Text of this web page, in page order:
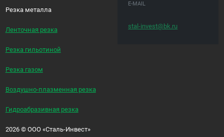
Резка металла
Ленточная резка
Резка гильотиной
Резка газом
Воздушно-плазменная резка
Гидроабразивная резка
E-MAIL
stal-invest@bk.ru
2026 ©ООО «Сталь-Инвест»